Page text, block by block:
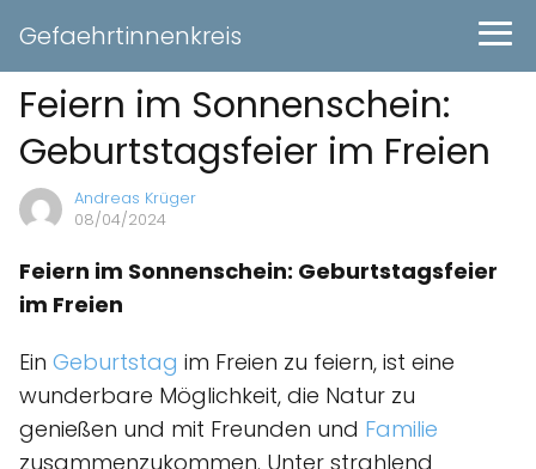
Gefaehrtinnenkreis
Feiern im Sonnenschein:
Geburtstagsfeier im Freien
Andreas Krüger
08/04/2024
Feiern im Sonnenschein: Geburtstagsfeier
im Freien
Ein Geburtstag im Freien zu feiern, ist eine
wunderbare Möglichkeit, die Natur zu
genießen und mit Freunden und Familie
zusammenzukommen. Unter strahlend